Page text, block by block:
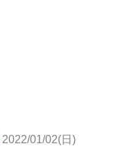
2022/01/02(日)